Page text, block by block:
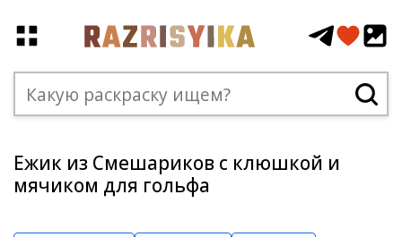
Ежик из Смешариков с клюшкой и
мячиком для гольфа